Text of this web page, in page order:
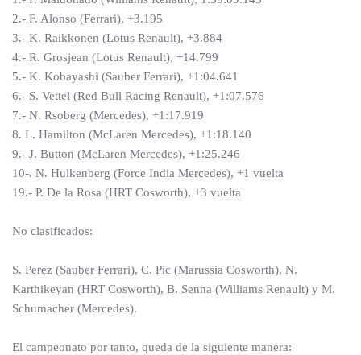
2.- F. Alonso (Ferrari), +3.195
3.- K. Raikkonen (Lotus Renault), +3.884
4.- R. Grosjean (Lotus Renault), +14.799
5.- K. Kobayashi (Sauber Ferrari), +1:04.641
6.- S. Vettel (Red Bull Racing Renault), +1:07.576
7.- N. Rsoberg (Mercedes), +1:17.919
8. L. Hamilton (McLaren Mercedes), +1:18.140
9.- J. Button (McLaren Mercedes), +1:25.246
10-. N. Hulkenberg (Force India Mercedes), +1 vuelta
19.- P. De la Rosa (HRT Cosworth), +3 vuelta
No clasificados:
S. Perez (Sauber Ferrari), C. Pic (Marussia Cosworth), N.
Karthikeyan (HRT Cosworth), B. Senna (Williams Renault) y M.
Schumacher (Mercedes).
El campeonato por tanto, queda de la siguiente manera: